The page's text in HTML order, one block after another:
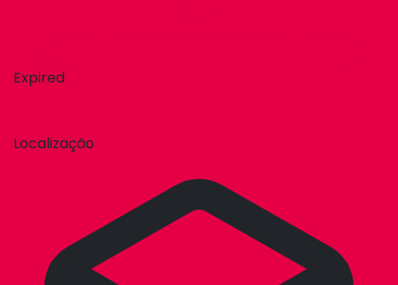
Expired
Localização